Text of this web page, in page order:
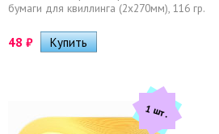
бумаги для квиллинга (2х270мм), 116 гр.
48 ₽
1 шт.